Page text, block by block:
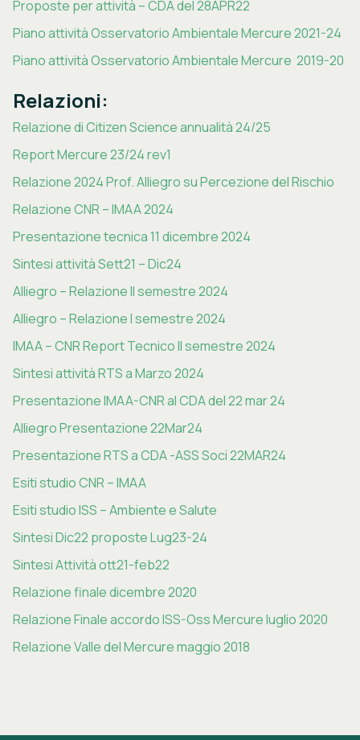
Proposte per attività – CDA del 28APR22
Piano attività Osservatorio Ambientale Mercure 2021-24
Piano attività Osservatorio Ambientale Mercure 2019-20
Relazioni:
Relazione di Citizen Science annualità 24/25
Report Mercure 23/24 rev1
Relazione 2024 Prof. Alliegro su Percezione del Rischio
Relazione CNR – IMAA 2024
Presentazione tecnica 11 dicembre 2024
Sintesi attività Sett21 – Dic24
Alliegro – Relazione II semestre 2024
Alliegro – Relazione I semestre 2024
IMAA – CNR Report Tecnico II semestre 2024
Sintesi attività RTS a Marzo 2024
Presentazione IMAA-CNR al CDA del 22 mar 24
Alliegro Presentazione 22Mar24
Presentazione RTS a CDA -ASS Soci 22MAR24
Esiti studio CNR – IMAA
Esiti studio ISS – Ambiente e Salute
Sintesi Dic22 proposte Lug23-24
Sintesi Attività ott21-feb22
Relazione finale dicembre 2020
Relazione Finale accordo ISS-Oss Mercure luglio 2020
Relazione Valle del Mercure maggio 2018